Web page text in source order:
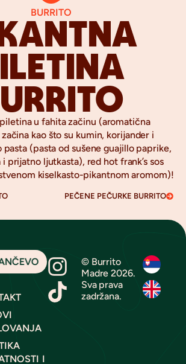
BURRITO
u fahita začinu (aromatična
kao što su kumin, korijander i
(pasta od sušene guajillo paprike,
prijatno ljutkasta), red hot frank’s sos
kiselkasto-pikantnom aromom)!
PEČENE PEČURKE BURRITO
I
© Burrito
Madre 2026.
Sva prava
zadržana.